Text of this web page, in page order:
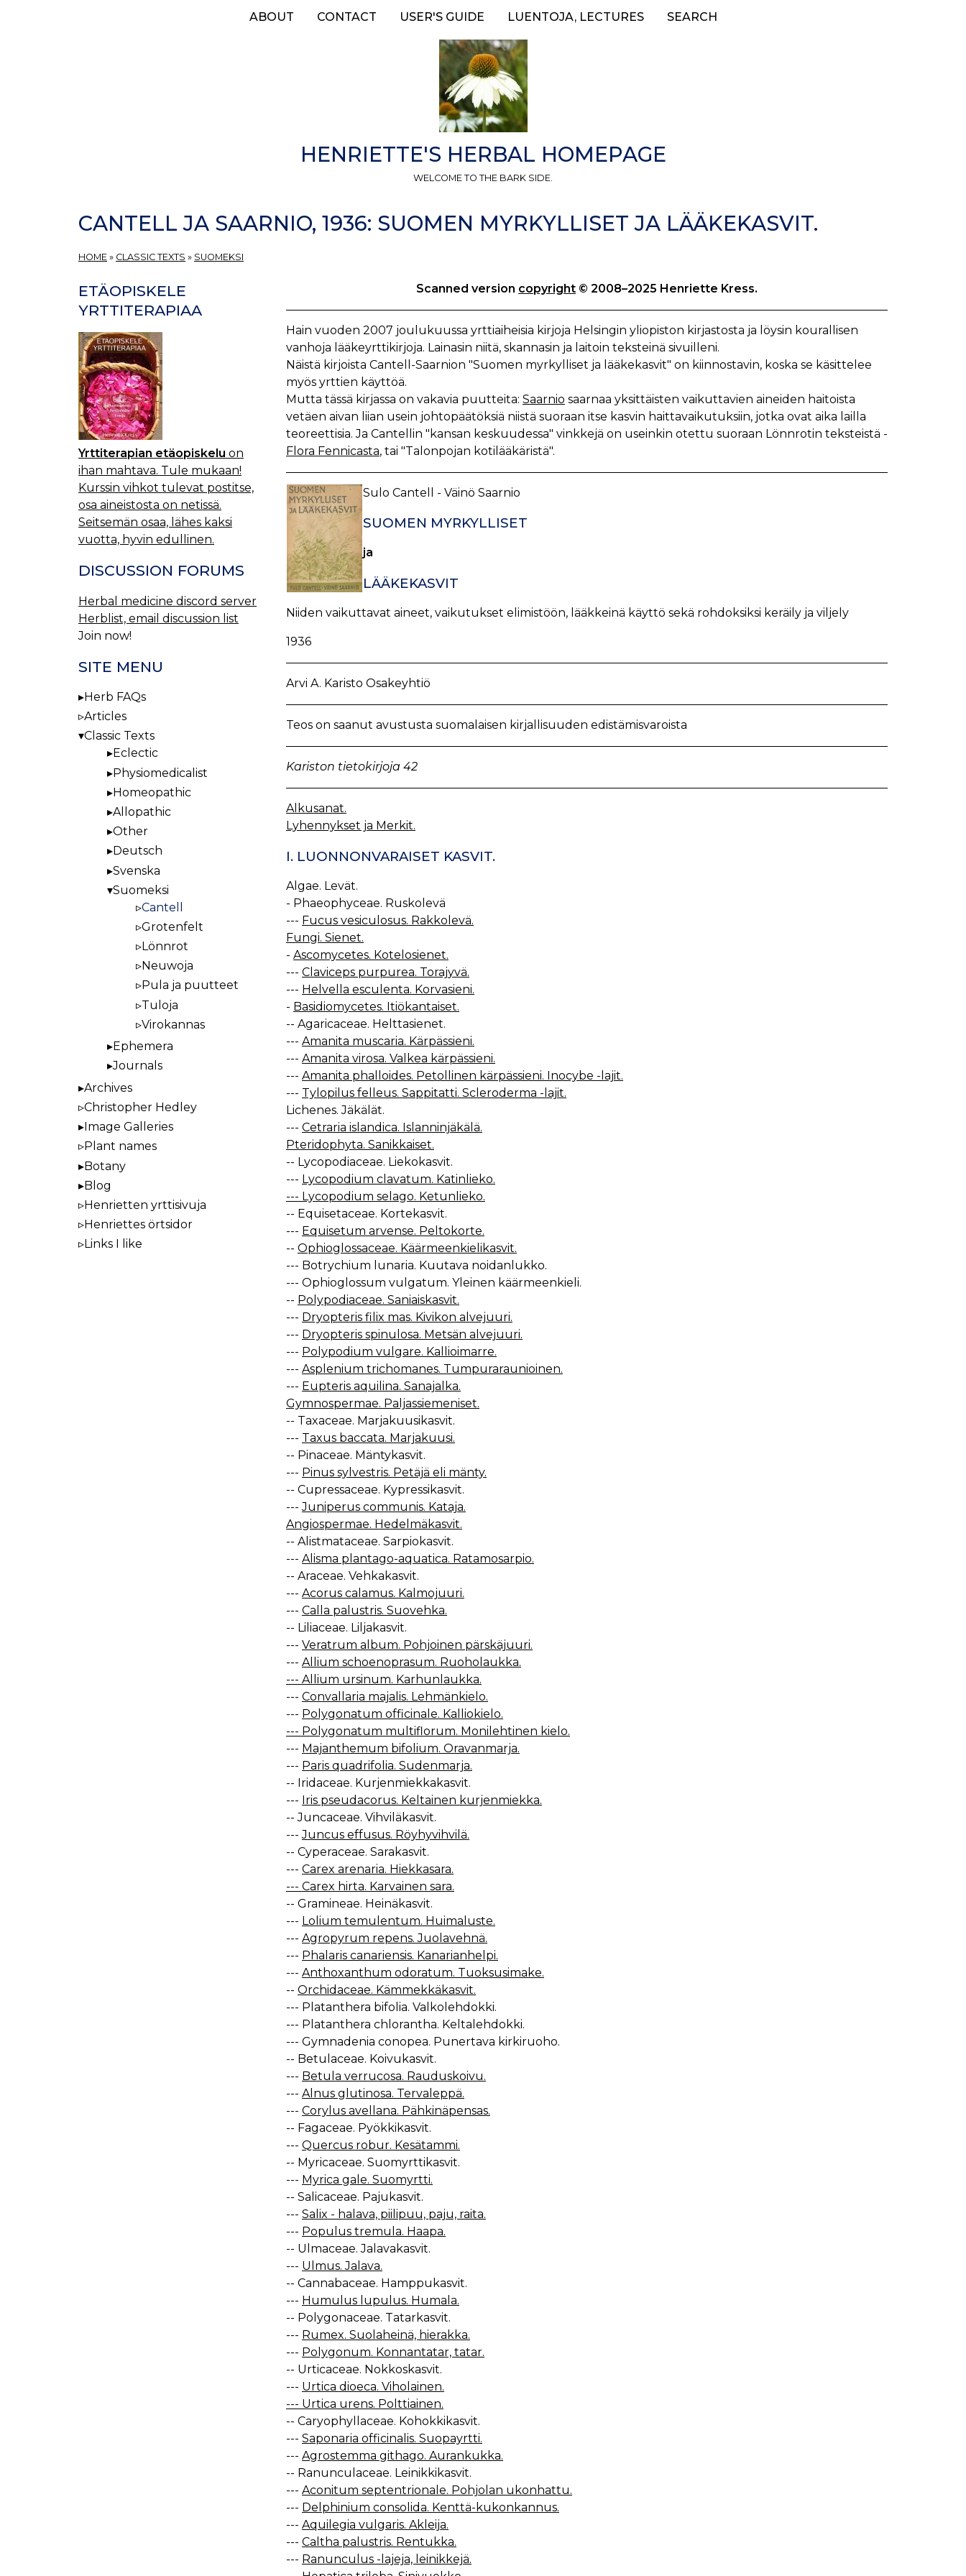
ABOUT CONTACT USER'S GUIDE LUENTOJA, LECTURES SEARCH
HENRIETTE'S HERBAL HOMEPAGE
WELCOME TO THE BARK SIDE.
CANTELL JA SAARNIO, 1936: SUOMEN MYRKYLLISET JA LÄÄKEKASVIT.
HOME » CLASSIC TEXTS » SUOMEKSI
Scanned version copyright © 2008–2025 Henriette Kress.
Hain vuoden 2007 joulukuussa yrttiaiheisia kirjoja Helsingin yliopiston kirjastosta ja löysin kourallisen
vanhoja lääkeyrttikirjoja. Lainasin niitä, skannasin ja laitoin teksteinä sivuilleni.
Näistä kirjoista Cantell-Saarnion "Suomen myrkylliset ja lääkekasvit" on kiinnostavin, koska se käsittelee
myös yrttien käyttöä.
Mutta tässä kirjassa on vakavia puutteita: Saarnio saarnaa yksittäisten vaikuttavien aineiden haitoista
vetäen aivan liian usein johtopäätöksiä niistä suoraan itse kasvin haittavaikutuksiin, jotka ovat aika lailla
teoreettisia. Ja Cantellin "kansan keskuudessa" vinkkejä on useinkin otettu suoraan Lönnrotin teksteistä -
Flora Fennicasta, tai "Talonpojan kotilääkäristä".
Sulo Cantell - Väinö Saarnio
SUOMEN MYRKYLLISET
ja
LÄÄKEKASVIT
Niiden vaikuttavat aineet, vaikutukset elimistöön, lääkkeinä käyttö sekä rohdoksiksi keräily ja viljely
1936
Arvi A. Karisto Osakeyhtiö
Teos on saanut avustusta suomalaisen kirjallisuuden edistämisvaroista
Kariston tietokirjoja 42
Alkusanat.
Lyhennykset ja Merkit.
I. LUONNONVARAISET KASVIT.
Algae. Levät.
- Phaeophyceae. Ruskolevä
--- Fucus vesiculosus. Rakkolevä.
Fungi. Sienet.
- Ascomycetes. Kotelosienet.
--- Claviceps purpurea. Torajyvä.
--- Helvella esculenta. Korvasieni.
- Basidiomycetes. Itiökantaiset.
-- Agaricaceae. Helttasienet.
--- Amanita muscaria. Kärpässieni.
--- Amanita virosa. Valkea kärpässieni.
--- Amanita phalloides. Petollinen kärpässieni. Inocybe -lajit.
--- Tylopilus felleus. Sappitatti. Scleroderma -lajit.
Lichenes. Jäkälät.
--- Cetraria islandica. Islanninjäkälä.
Pteridophyta. Sanikkaiset.
-- Lycopodiaceae. Liekokasvit.
--- Lycopodium clavatum. Katinlieko.
--- Lycopodium selago. Ketunlieko.
-- Equisetaceae. Kortekasvit.
--- Equisetum arvense. Peltokorte.
-- Ophioglossaceae. Käärmeenkielikasvit.
--- Botrychium lunaria. Kuutava noidanlukko.
--- Ophioglossum vulgatum. Yleinen käärmeenkieli.
-- Polypodiaceae. Saniaiskasvit.
--- Dryopteris filix mas. Kivikon alvejuuri.
--- Dryopteris spinulosa. Metsän alvejuuri.
--- Polypodium vulgare. Kallioimarre.
--- Asplenium trichomanes. Tumpuraraunioinen.
--- Eupteris aquilina. Sanajalka.
Gymnospermae. Paljassiemeniset.
-- Taxaceae. Marjakuusikasvit.
--- Taxus baccata. Marjakuusi.
-- Pinaceae. Mäntykasvit.
--- Pinus sylvestris. Petäjä eli mänty.
-- Cupressaceae. Kypressikasvit.
---Juniperus communis. Kataja.
Angiospermae. Hedelmäkasvit.
-- Alistmataceae. Sarpiokasvit.
--- Alisma plantago-aquatica. Ratamosarpio.
-- Araceae. Vehkakasvit.
--- Acorus calamus. Kalmojuuri.
--- Calla palustris. Suovehka.
-- Liliaceae. Liljakasvit.
--- Veratrum album. Pohjoinen pärskäjuuri.
--- Allium schoenoprasum. Ruoholaukka.
--- Allium ursinum. Karhunlaukka.
--- Convallaria majalis. Lehmänkielo.
--- Polygonatum officinale. Kalliokielo.
--- Polygonatum multiflorum. Monilehtinen kielo.
--- Majanthemum bifolium. Oravanmarja.
--- Paris quadrifolia. Sudenmarja.
-- Iridaceae. Kurjenmiekkakasvit.
--- Iris pseudacorus. Keltainen kurjenmiekka.
-- Juncaceae. Vihviläkasvit.
---Juncus effusus. Röyhyvihvilä.
-- Cyperaceae. Sarakasvit.
--- Carex arenaria. Hiekkasara.
--- Carex hirta. Karvainen sara.
-- Gramineae. Heinäkasvit.
--- Lolium temulentum. Huimaluste.
--- Agropyrum repens. Juolavehnä.
--- Phalaris canariensis. Kanarianhelpi.
--- Anthoxanthum odoratum. Tuoksusimake.
-- Orchidaceae. Kämmekkäkasvit.
--- Platanthera bifolia. Valkolehdokki.
--- Platanthera chlorantha. Keltalehdokki.
--- Gymnadenia conopea. Punertava kirkiruoho.
-- Betulaceae. Koivukasvit.
--- Betula verrucosa. Rauduskoivu.
--- Alnus glutinosa. Tervaleppä.
--- Corylus avellana. Pähkinäpensas.
-- Fagaceae. Pyökkikasvit.
--- Quercus robur. Kesätammi.
-- Myricaceae. Suomyrttikasvit.
--- Myrica gale. Suomyrtti.
-- Salicaceae. Pajukasvit.
--- Salix - halava, piilipuu, paju, raita.
--- Populus tremula. Haapa.
-- Ulmaceae. Jalavakasvit.
--- Ulmus. Jalava.
-- Cannabaceae. Hamppukasvit.
--- Humulus lupulus. Humala.
-- Polygonaceae. Tatarkasvit.
--- Rumex. Suolaheinä, hierakka.
--- Polygonum. Konnantatar, tatar.
-- Urticaceae. Nokkoskasvit.
--- Urtica dioeca. Viholainen.
--- Urtica urens. Polttiainen.
-- Caryophyllaceae. Kohokkikasvit.
--- Saponaria officinalis. Suopayrtti.
--- Agrostemma githago. Aurankukka.
-- Ranunculaceae. Leinikkikasvit.
--- Aconitum septentrionale. Pohjolan ukonhattu.
--- Delphinium consolida. Kenttä-kukonkannus.
--- Aquilegia vulgaris. Akleija.
--- Caltha palustris. Rentukka.
--- Ranunculus -lajeja, leinikkejä.
ETÄOPISKELE
YRTTITERAPIAA
Yrttiterapian etäopiskelu on
ihan mahtava. Tule mukaan!
Kurssin vihkot tulevat postitse,
osa aineistosta on netissä.
Seitsemän osaa, lähes kaksi
vuotta, hyvin edullinen.
DISCUSSION FORUMS
Herbal medicine discord server
Herblist, email discussion list
Join now!
SITE MENU
Herb FAQs
Articles
Classic Texts
Eclectic
Physiomedicalist
Homeopathic
Allopathic
Other
Deutsch
Svenska
Suomeksi
Cantell
Grotenfelt
Lönnrot
Neuwoja
Pula ja puutteet
Tuloja
Virokannas
Ephemera
Journals
Archives
Christopher Hedley
Image Galleries
Plant names
Botany
Blog
Henrietten yrttisivuja
Henriettes örtsidor
Links I like